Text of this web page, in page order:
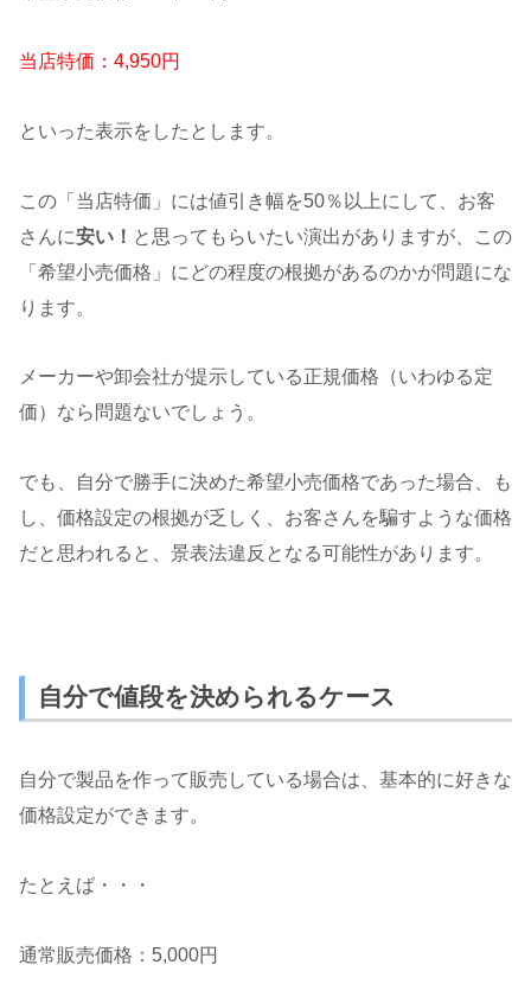
当店特価：4,950円
といった表示をしたとします。
この「当店特価」には値引き幅を50％以上にして、お客
さんに安い！ と思ってもらいたい演出がありますが、この
「希望小売価格」にどの程度の根拠があるのかが問題にな
ります。
メーカーや卸会社が提示している正規価格（いわゆる定
価）なら問題ないでしょう。
でも、自分で勝手に決めた希望小売価格であった場合、も
し、価格設定の根拠が乏しく、お客さんを騙すような価格
だと思われると、景表法違反となる可能性があります。
自分で値段を決められるケース
自分で製品を作って販売している場合は、基本的に好きな
価格設定ができます。
たとえば・・・
通常販売価格：5,000円